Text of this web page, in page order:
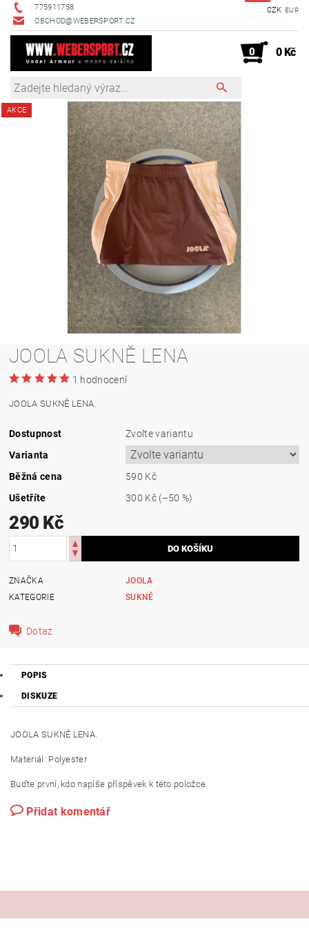
775911758
OBCHOD@WEBERSPORT.CZ
CZK EUR
0 0 Kč
AKCE
JOOLA SUKNĚ LENA
1 hodnocení
JOOLA SUKNĚ LENA.
Dostupnost
Zvolte variantu
Varianta
Běžná cena
590 Kč
Ušetříte
300 Kč (–50 %)
290 Kč
ZNAČKA
JOOLA
KATEGORIE
SUKNĚ
Dotaz
POPIS
DISKUZE
JOOLA SUKNĚ LENA.
Materiál: Polyester
Buďte první, kdo napíše příspěvek k této položce.
Přidat komentář